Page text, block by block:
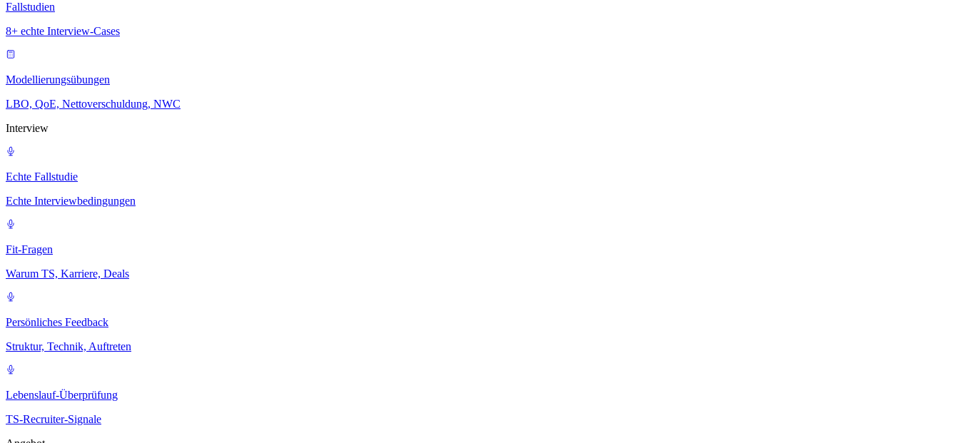
Fallstudien
8+ echte Interview-Cases
Modellierungsübungen
LBO, QoE, Nettoverschuldung, NWC
Interview
Echte Fallstudie
Echte Interviewbedingungen
Fit-Fragen
Warum TS, Karriere, Deals
Persönliches Feedback
Struktur, Technik, Auftreten
Lebenslauf-Überprüfung
TS-Recruiter-Signale